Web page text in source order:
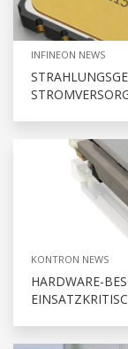
INFINEON NEWS
KONTRON NEWS
HARDWARE-